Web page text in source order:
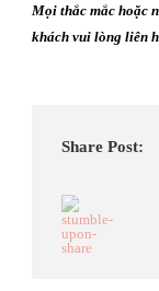
Mọi thắc mắc hoặc
khách vui lòng liên
Share Post: